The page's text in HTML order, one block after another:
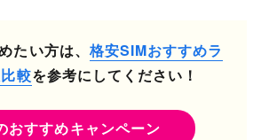
ド会員なら割引継続
※2026年6月25日～（受付終了日未定）
オンライン、店舗
たい方は、 格安SIMおすすめラ
較を参考にしてください！
おすすめキャンペーン